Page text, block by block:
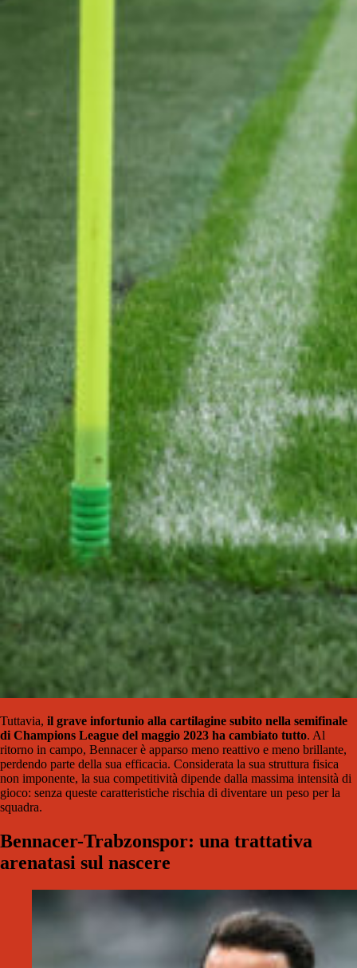
Tuttavia, il grave infortunio alla cartilagine subito nella semifinale
di Champions League del maggio 2023 ha cambiato tutto. Al
ritorno in campo, Bennacer è apparso meno reattivo e meno brillante,
perdendo parte della sua efficacia. Considerata la sua struttura fisica
non imponente, la sua competitività dipende dalla massima intensità di
gioco: senza queste caratteristiche rischia di diventare un peso per la
squadra.
Bennacer-Trabzonspor: una trattativa
arenatasi sul nascere